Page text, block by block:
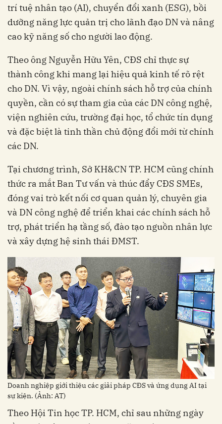
trí tuệ nhân tạo (AI), chuyển đổi xanh (ESG), bồi
dưỡng năng lực quản trị cho lãnh đạo DN và nâng
cao kỹ năng số cho người lao động.
Theo ông Nguyễn Hữu Yên, CĐS chỉ thực sự
thành công khi mang lại hiệu quả kinh tế rõ rệt
cho DN. Vì vậy, ngoài chính sách hỗ trợ của chính
quyền, cần có sự tham gia của các DN công nghệ,
viện nghiên cứu, trường đại học, tổ chức tín dụng
và đặc biệt là tinh thần chủ động đổi mới từ chính
các DN.
Tại chương trình, Sở KH&CN TP. HCM cũng chính
thức ra mắt Ban Tư vấn và thúc đẩy CĐS SMEs,
đóng vai trò kết nối cơ quan quản lý, chuyên gia
và DN công nghệ để triển khai các chính sách hỗ
trợ, phát triển hạ tầng số, đào tạo nguồn nhân lực
và xây dựng hệ sinh thái ĐMST.
Doanh nghiệp giới thiệu các giải pháp CĐS và ứng dụng AI tại
sự kiện. (Ảnh: AT)
Theo Hội Tin học TP. HCM, chỉ sau những ngày